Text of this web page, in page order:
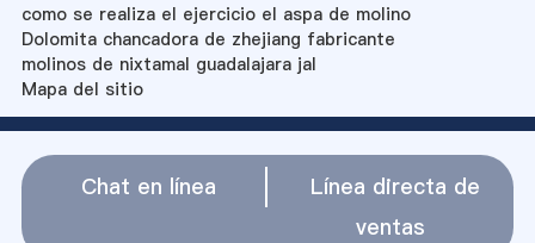
como se realiza el ejercicio el aspa de molino
Dolomita chancadora de zhejiang fabricante
molinos de nixtamal guadalajara jal
Mapa del sitio
Chat en línea
Línea directa de
ventas